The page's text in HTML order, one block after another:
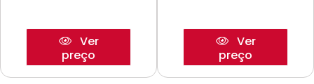
Ver
preço
Ver
preço